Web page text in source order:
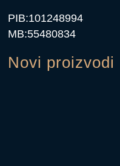
PIB:101248994
MB:55480834
Novi proizvodi